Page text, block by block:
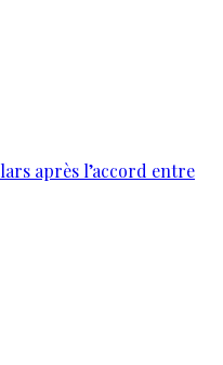
après l’accord entre